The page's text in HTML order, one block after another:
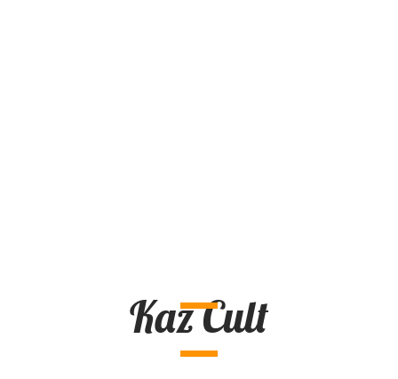
Kaz Cult